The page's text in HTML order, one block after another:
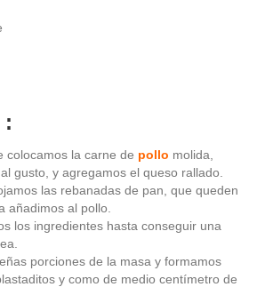
:
colocamos la carne de pollo molida,
gusto, y agregamos el queso rallado.
las rebanadas de pan, que queden
añadimos al pollo.
los ingredientes hasta conseguir una
porciones de la masa y formamos
y como de medio centímetro de